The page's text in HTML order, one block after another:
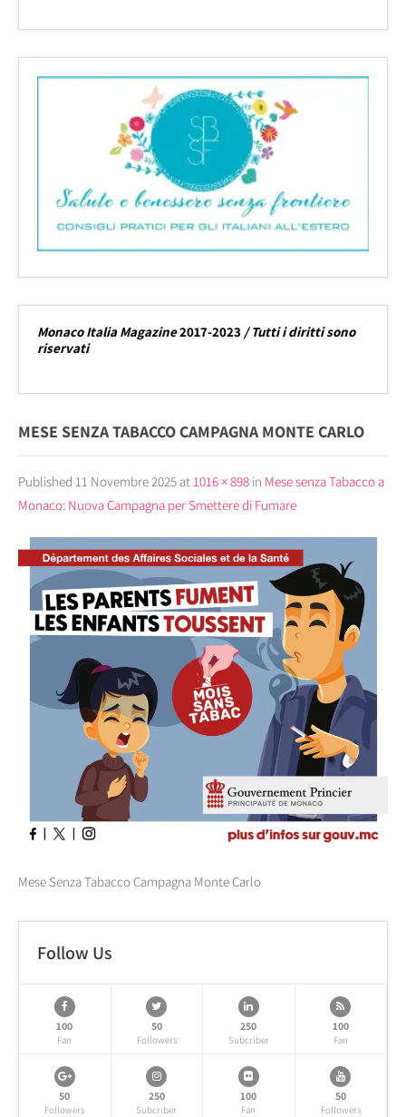
Monaco Italia Magazine2017-2023 / Tutti i diritti sono
riservati
MESE SENZA TABACCO CAMPAGNA MONTE CARLO
Published 11 Novembre 2025 at1016 × 898 in Mese senza Tabacco a
Monaco: Nuova Campagna per Smettere di Fumare
Mese Senza Tabacco Campagna Monte Carlo
Follow Us
100
Fan
50
Followers
250
Subcriber
100
Fan
50
Followers
250
Subcriber
100
Fan
50
Followers